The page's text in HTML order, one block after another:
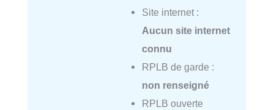
Site internet :
Aucun site internet
connu
RPLB de garde :
non renseigné
RPLB ouverte